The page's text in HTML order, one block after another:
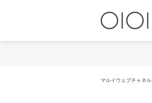
マルイウェブチャネル